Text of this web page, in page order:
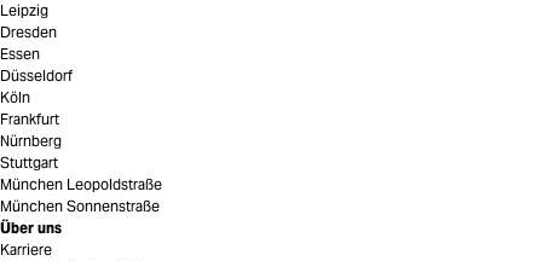
Leipzig
Dresden
Essen
Düsseldorf
Köln
Frankfurt
Nürnberg
Stuttgart
München Leopoldstraße
München Sonnenstraße
Über uns
Karriere